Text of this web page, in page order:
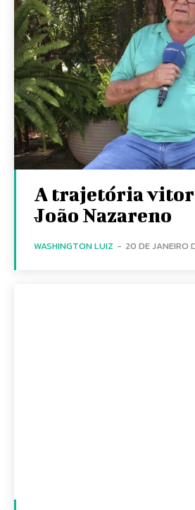
A trajetória
João Nazareno
WASHINGTON LUIZ - 20 DE JANEIRO